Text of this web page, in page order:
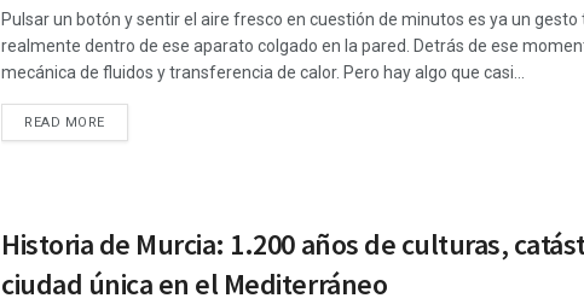
Pulsar un botón y sentir el aire fresco en cuestión de minutos es ya un
realmente dentro de ese aparato colgado en la pared. Detrás de ese
mecánica de fluidos y transferencia de calor. Pero hay algo que casi...
READ MOREDETAILS
Historia de Murcia: 1.200 años de culturas,
ciudad única en el Mediterráneo